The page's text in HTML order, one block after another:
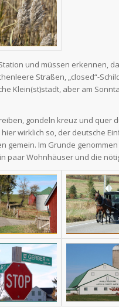
und müssen erkennen,
Straßen, „closed“-
Klein(st)stadt, aber am
gondeln kreuz und quer
wirklich so, der deutsche
gemein. Im Grunde
paar Wohnhäuser und die